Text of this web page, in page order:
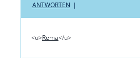
ANTWORTEN |
<u>Rema</u>